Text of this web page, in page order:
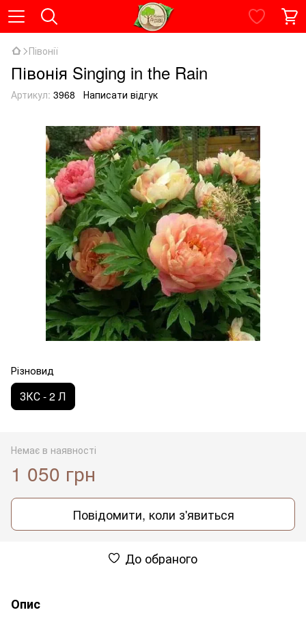
Півонії
Півонія Singing in the Rain
Артикул: 3968 Написати відгук
Різновид
ЗКС - 2 Л
Немає в наявності
1 050 грн
Повідомити, коли з'явиться
До обраного
Опис